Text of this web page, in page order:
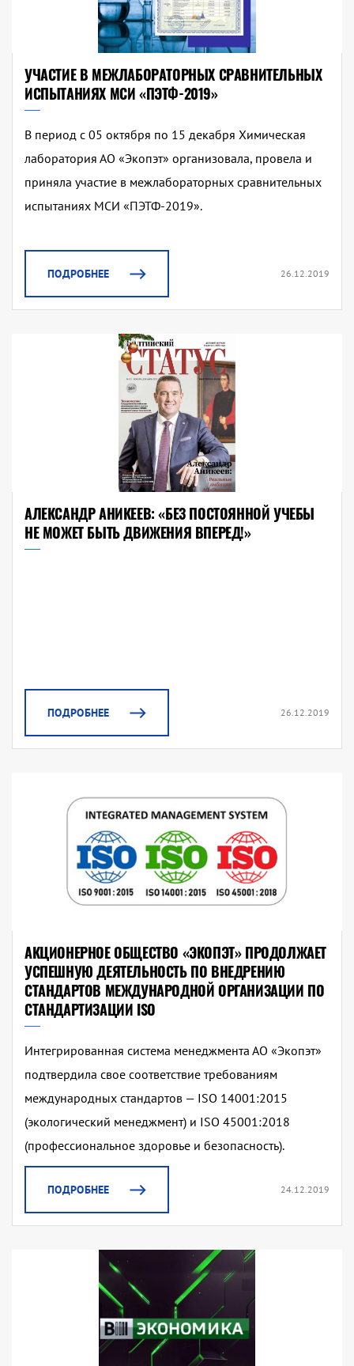
УЧАСТИЕ В МЕЖЛАБОРАТОРНЫХ СРАВНИТЕЛЬНЫХ
ИСПЫТАНИЯХ МСИ «ПЭТФ-2019»
В период с 05 октября по 15 декабря Химическая
лаборатория АО «Экопэт» организовала, провела и
приняла участие в межлабораторных сравнительных
испытаниях МСИ «ПЭТФ-2019».
ПОДРОБНЕЕ 26.12.2019
АЛЕКСАНДР АНИКЕЕВ: «БЕЗ ПОСТОЯННОЙ УЧЕБЫ
НЕ МОЖЕТ БЫТЬ ДВИЖЕНИЯ ВПЕРЕД!»
ПОДРОБНЕЕ 26.12.2019
АКЦИОНЕРНОЕ ОБЩЕСТВО «ЭКОПЭТ» ПРОДОЛЖАЕТ
УСПЕШНУЮ ДЕЯТЕЛЬНОСТЬ ПО ВНЕДРЕНИЮ
СТАНДАРТОВ МЕЖДУНАРОДНОЙ ОРГАНИЗАЦИИ ПО
СТАНДАРТИЗАЦИИ ISO
Интегрированная система менеджмента АО «Экопэт»
подтвердила свое соответствие требованиям
международных стандартов — ISO 14001:2015
(экологический менеджмент) и ISO 45001:2018
(профессиональное здоровье и безопасность).
ПОДРОБНЕЕ 24.12.2019